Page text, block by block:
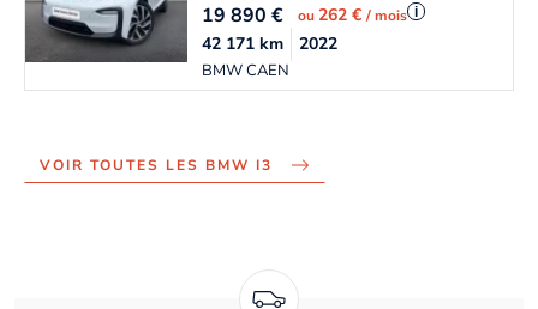
19 890€ ou262 €/ mois i
BMW CAEN
42 171km 2022
VOIR TOUTES LES BMW I3